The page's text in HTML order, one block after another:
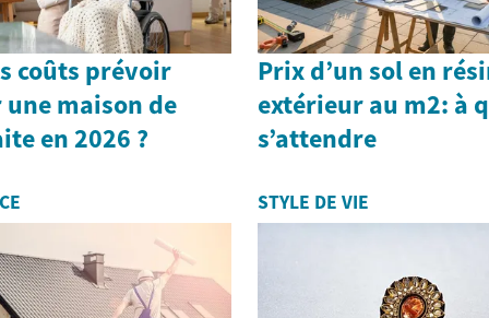
coûts prévoir
maison de
en 2026 ?
Prix d’un sol en
extérieur au m2: à
s’attendre
STYLE DE VIE